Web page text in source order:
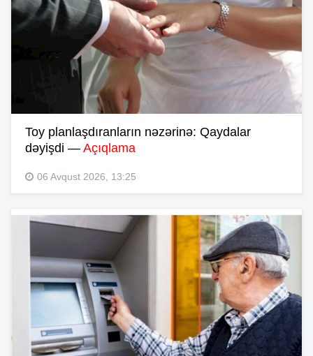
Toy planlaşdıranların nəzərinə: Qaydalar
dəyişdi — Açıqlama
06 Avqust 2026, 13:25